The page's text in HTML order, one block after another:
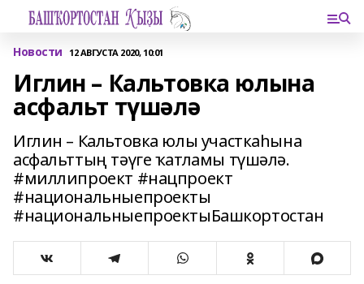
Новости 12 АВГУСТА 2020, 10:01
Иглин – Кальтовка юлына
асфальт түшәлә
Иглин – Кальтовка юлы участкаһына
асфальттың тәүге ҡатламы түшәлә.
#миллипроект #нацпроект
#национальныепроекты
#национальныепроектыБашкортостан